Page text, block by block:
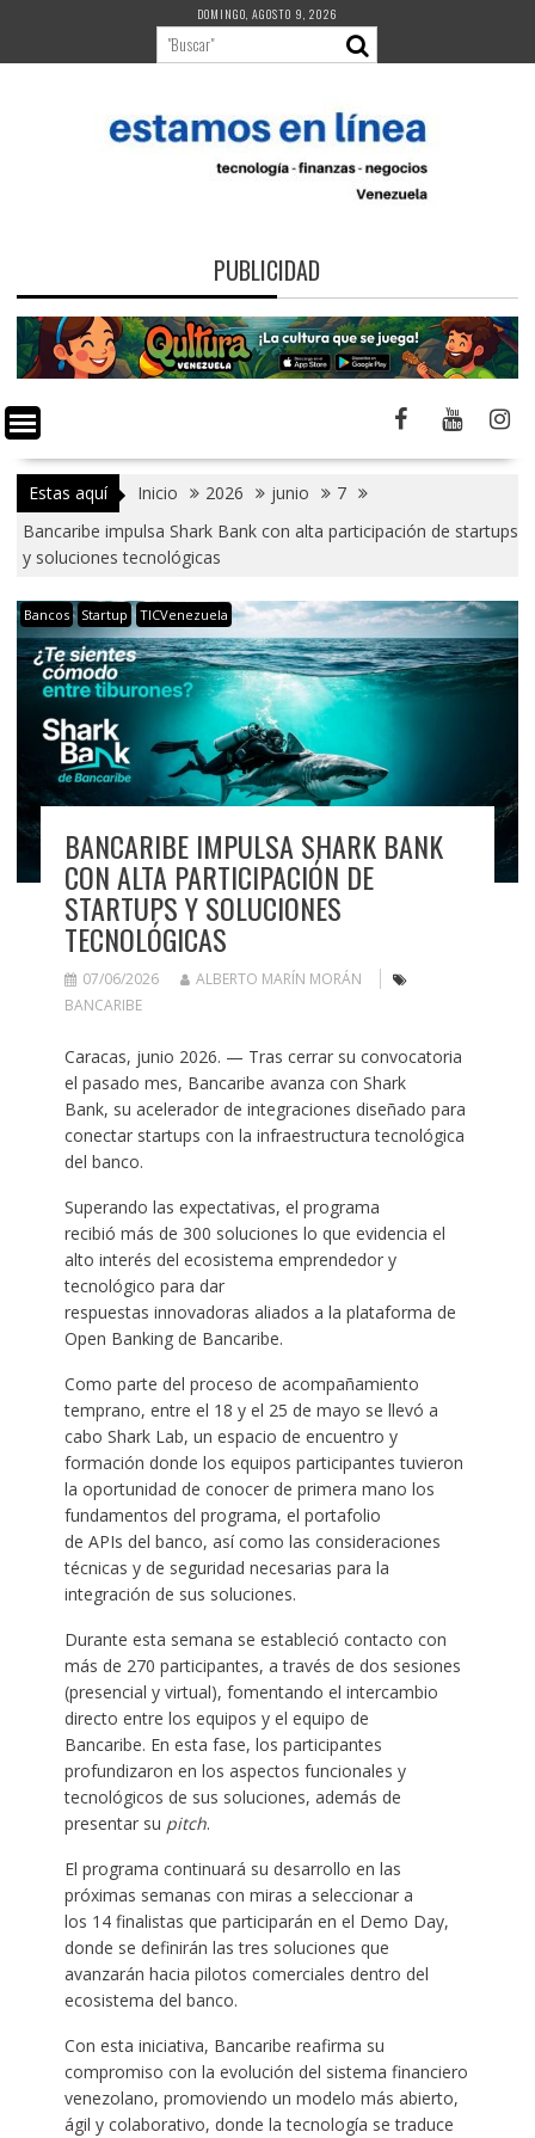
contenido
DOMINGO, AGOSTO 9, 2026
PUBLICIDAD
Estas aquí Inicio 2026 junio
7
Bancaribe impulsa Shark Bank con alta participación de startups
y soluciones tecnológicas
Bancos Startup TICVenezuela
BANCARIBE IMPULSA SHARK BANK
CON ALTA PARTICIPACIÓN DE
STARTUPS Y SOLUCIONES
TECNOLÓGICAS
07/06/2026
ALBERTO MARÍN MORÁN
BANCARIBE
Caracas, junio 2026. — Tras cerrar su convocatoria
el pasado mes, Bancaribe avanza con Shark
Bank, su acelerador de integraciones diseñado para
conectar startups con la infraestructura tecnológica
del banco.
Superando las expectativas, el programa
recibió más de 300 soluciones lo que evidencia el
alto interés del ecosistema emprendedor y
tecnológico para dar
respuestas innovadoras aliados a la plataforma de
Open Banking de Bancaribe.
Como parte del proceso de acompañamiento
temprano, entre el 18 y el 25 de mayo se llevó a
cabo Shark Lab, un espacio de encuentro y
formación donde los equipos participantes tuvieron
la oportunidad de conocer de primera mano los
fundamentos del programa, el portafolio
de APIs del banco, así como las consideraciones
técnicas y de seguridad necesarias para la
integración de sus soluciones.
Durante esta semana se estableció contacto con
más de 270 participantes, a través de dos sesiones
(presencial y virtual), fomentando el intercambio
directo entre los equipos y el equipo de
Bancaribe. En esta fase, los participantes
profundizaron en los aspectos funcionales y
tecnológicos de sus soluciones, además de
presentar su pitch.
El programa continuará su desarrollo en las
próximas semanas con miras a seleccionar a
los 14 finalistas que participarán en el Demo Day,
donde se definirán las tres soluciones que
avanzarán hacia pilotos comerciales dentro del
ecosistema del banco.
Con esta iniciativa, Bancaribe reafirma su
compromiso con la evolución del sistema financiero
venezolano, promoviendo un modelo más abierto,
ágil y colaborativo, donde la tecnología se traduce